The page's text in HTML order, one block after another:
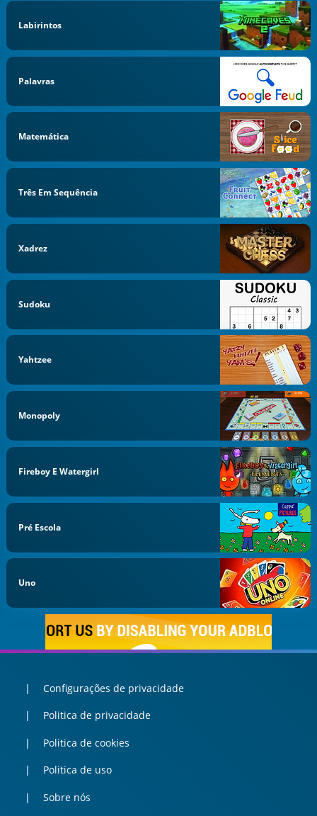
Labirintos
Palavras
Matemática
Três Em Sequência
Xadrez
Sudoku
Yahtzee
Monopoly
Fireboy E Watergirl
Pré Escola
Uno
Configurações de privacidade
Politica de privacidade
Politica de cookies
Politica de uso
Sobre nós